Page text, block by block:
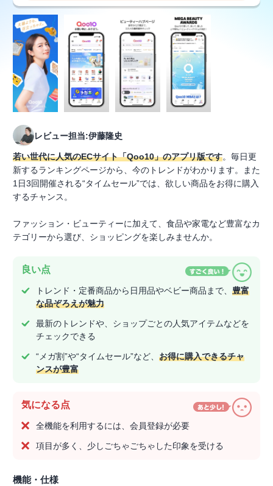
レビュー担当:伊藤隆史
若い世代に人気のECサイト「Qoo10」のアプリ版です。毎日更
新するランキングページから、今のトレンドがわかります。また
1日3回開催される“タイムセール”では、欲しい商品をお得に購入
するチャンス。
ファッション・ビューティーに加えて、食品や家電など豊富なカ
テゴリーから選び、ショッピングを楽しみませんか。
良い点
トレンド・定番商品から日用品やベビー商品まで、 豊富
な品ぞろえが魅力
最新のトレンドや、ショップごとの人気アイテムなどを
チェックできる
“メガ割”や“タイムセール”など、 お得に購入できるチャ
ンスが豊富
気になる点
全機能を利用するには、会員登録が必要
項目が多く、少しごちゃごちゃした印象を受ける
機能・仕様